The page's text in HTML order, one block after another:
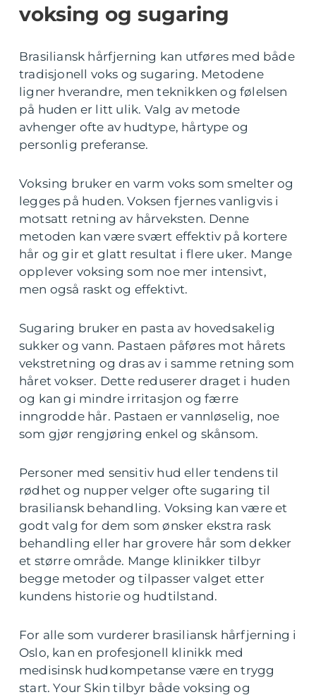
voksing og sugaring
Brasiliansk hårfjerning kan utføres med både
tradisjonell voks og sugaring. Metodene
ligner hverandre, men teknikken og følelsen
på huden er litt ulik. Valg av metode
avhenger ofte av hudtype, hårtype og
personlig preferanse.
Voksing bruker en varm voks som smelter og
legges på huden. Voksen fjernes vanligvis i
motsatt retning av hårveksten. Denne
metoden kan være svært effektiv på kortere
hår og gir et glatt resultat i flere uker. Mange
opplever voksing som noe mer intensivt,
men også raskt og effektivt.
Sugaring bruker en pasta av hovedsakelig
sukker og vann. Pastaen påføres mot hårets
vekstretning og dras av i samme retning som
håret vokser. Dette reduserer draget i huden
og kan gi mindre irritasjon og færre
inngrodde hår. Pastaen er vannløselig, noe
som gjør rengjøring enkel og skånsom.
Personer med sensitiv hud eller tendens til
rødhet og nupper velger ofte sugaring til
brasiliansk behandling. Voksing kan være et
godt valg for dem som ønsker ekstra rask
behandling eller har grovere hår som dekker
et større område. Mange klinikker tilbyr
begge metoder og tilpasser valget etter
kundens historie og hudtilstand.
For alle som vurderer brasiliansk hårfjerning i
Oslo, kan en profesjonell klinikk med
medisinsk hudkompetanse være en trygg
start. Your Skin tilbyr både voksing og